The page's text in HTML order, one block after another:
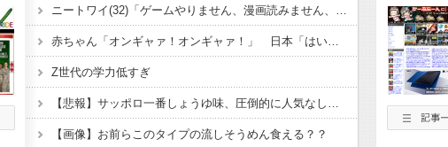
ニートワイ(32)「ゲームやりません、漫画読みません、アニメ見ません、5ch飽きました」←こいつに勧めたい趣味
赤ちゃん「オンギャァ！オンギャァ！」 日本「はいお前は借金3千万スタートね」
Z世代の学力低すぎ
【悲報】サッポロ一番しょうゆ味、圧倒的に人気なしｗｗｗｗｗｗｗｗｗｗ
【画像】お前らこのタイプの流しそうめん食える？？